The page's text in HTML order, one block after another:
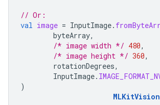
// Or:
val image = InputImage.
byteArray,
/* image width */ 480,
/* image height */ 360,
rotationDegrees,
InputImage.
)